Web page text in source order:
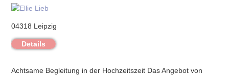
04318 Leipzig
Details
Achtsame Begleitung in der Hochzeitszeit Das Angebot von